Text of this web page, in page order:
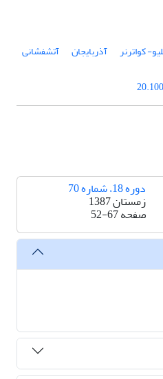
کواترنر آذربایجان آتشفشانی
دوره 18، شماره 70
زمستان 1387
صفحه52-67